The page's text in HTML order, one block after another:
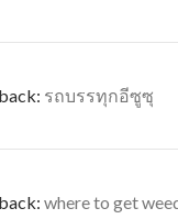
รถบรรทุกอีซูซุ
where to get